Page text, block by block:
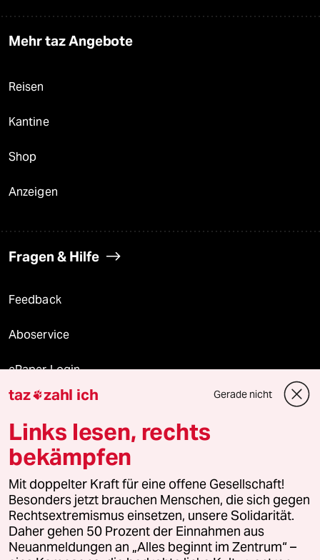
Mehr taz Angebote
Reisen
Kantine
Shop
Anzeigen
Fragen & Hilfe
Feedback
Aboservice
ePaper Login
Downloads für Abonnierende
© 2026 taz Verlags und Vertriebs GmbH
Alle Rechte vorbehalten. Bei rechtlichen Fragen oder für Genehmigungen
wenden Sie sich bitte an
lizenzen@taz.de
Feedback Redaktionsstatut Kommune-Richtlinien
taz zahl ich Gerade nicht
Links lesen, rechts
bekämpfen
Mit doppelter Kraft für eine offene Gesellschaft!
Besonders jetzt brauchen Menschen, die sich gegen
Rechtsextremismus einsetzen, unsere Solidarität.
Daher gehen 50 Prozent der Einnahmen aus
Neuanmeldungen an „Alles beginnt im Zentrum“ –